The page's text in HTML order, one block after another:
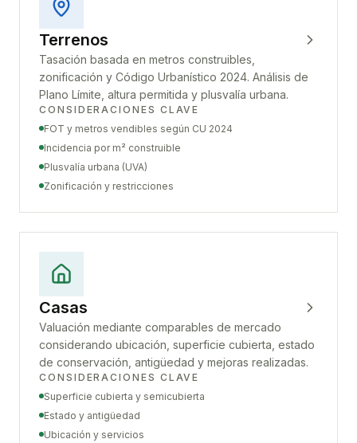
Terrenos
Tasación basada en metros construibles,
zonificación y Código Urbanístico 2024. Análisis de
Plano Límite, altura permitida y plusvalía urbana.
CONSIDERACIONES CLAVE
FOT y metros vendibles según CU 2024
Incidencia por m² construible
Plusvalía urbana (UVA)
Zonificación y restricciones
Casas
Valuación mediante comparables de mercado
considerando ubicación, superficie cubierta, estado
de conservación, antigüedad y mejoras realizadas.
CONSIDERACIONES CLAVE
Superficie cubierta y semicubierta
Estado y antigüedad
Ubicación y servicios